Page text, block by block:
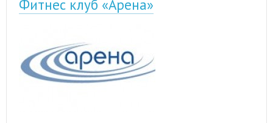
Фитнес клуб «Арена»